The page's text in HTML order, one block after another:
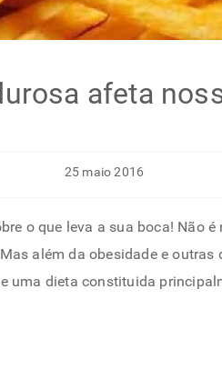
afeta
25 maio 2016
o que leva a sua boca! Não
além da obesidade e outras
uma dieta constituida